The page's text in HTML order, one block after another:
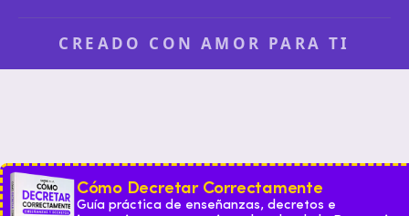
CREADO CON AMOR PARA TI
Cómo Decretar Correctamente
Guía práctica de enseñanzas, decretos e